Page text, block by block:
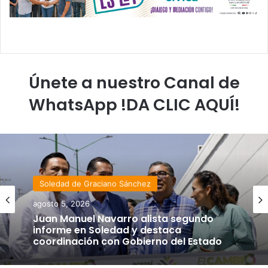
Únete a nuestro Canal de
WhatsApp !DA CLIC AQUÍ!
Soledad de Graciano Sánchez
agosto 5, 2026
Juan Manuel Navarro alista segundo
informe en Soledad y destaca
coordinación con Gobierno del Estado